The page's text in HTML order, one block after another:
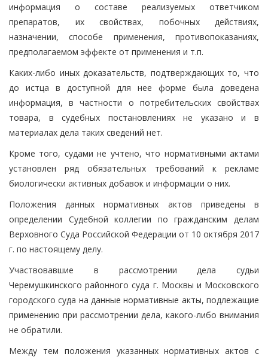
информация о составе реализуемых ответчиком
препаратов, их свойствах, побочных действиях,
назначении, способе применения, противопоказаниях,
предполагаемом эффекте от применения и т.п.
Каких-либо иных доказательств, подтверждающих то, что
до истца в доступной для нее форме была доведена
информация, в частности о потребительских свойствах
товара, в судебных постановлениях не указано и в
материалах дела таких сведений нет.
Кроме того, судами не учтено, что нормативными актами
установлен ряд обязательных требований к рекламе
биологически активных добавок и информации о них.
Положения данных нормативных актов приведены в
определении Судебной коллегии по гражданским делам
Верховного Суда Российской Федерации от 10 октября 2017
г. по настоящему делу.
Участвовавшие в рассмотрении дела судьи
Черемушкинского районного суда г. Москвы и Московского
городского суда на данные нормативные акты, подлежащие
применению при рассмотрении дела, какого-либо внимания
не обратили.
Между тем положения указанных нормативных актов с